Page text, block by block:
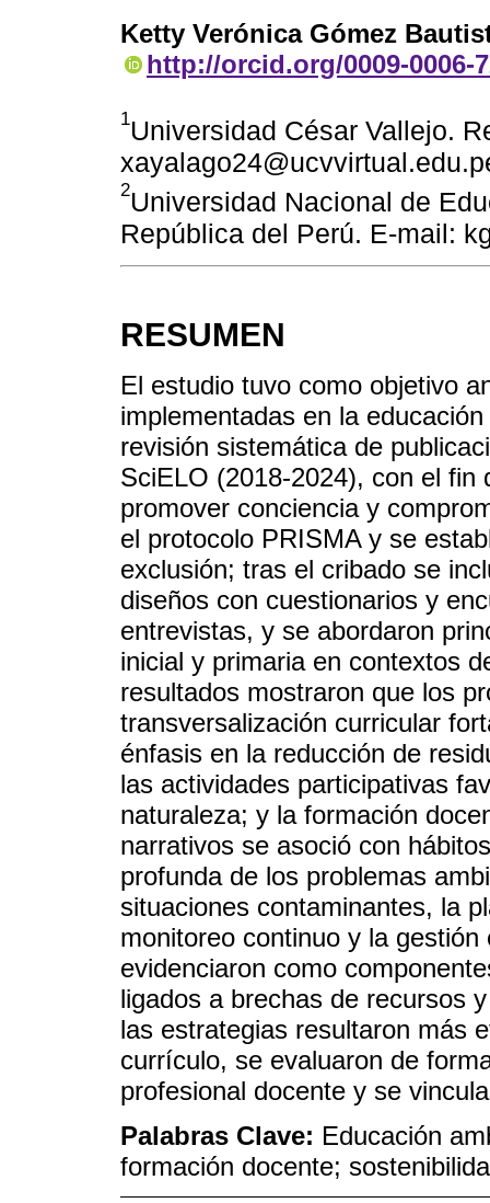
Ketty Verónica Gómez
http://orcid.org/0009-0006-
1Universidad César Vallejo.
2Universidad Nacional de
República del Perú. E-mail:
RESUMEN
El estudio tuvo como objetivo
implementadas en la
revisión sistemática de
SciELO (2018-2024), con el fin
promover conciencia y
el protocolo PRISMA y se
exclusión; tras el cribado se
diseños con cuestionarios y
entrevistas, y se abordaron
inicial y primaria en contextos
resultados mostraron que los
transversalización curricular
énfasis en la reducción de
las actividades participativas
naturaleza; y la formación
narrativos se asoció con
profunda de los problemas
situaciones contaminantes, la
monitoreo continuo y la
evidenciaron como
ligados a brechas de recursos
las estrategias resultaron más
currículo, se evaluaron de
profesional docente y se
Palabras Clave: Educación
formación docente;